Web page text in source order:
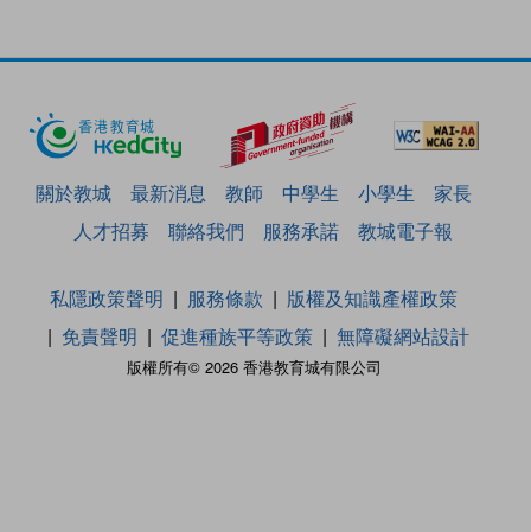
關於教城 最新消息 教師 中學生 小學生
家長
人才招募
聯絡我們 服務承諾 教城電子報
版權所有© 2026 香港教育城有限公司
私隱政策聲明 服務條款
版權及知識產權政策
免責聲明
促進種族平等政策 無障礙網站設計